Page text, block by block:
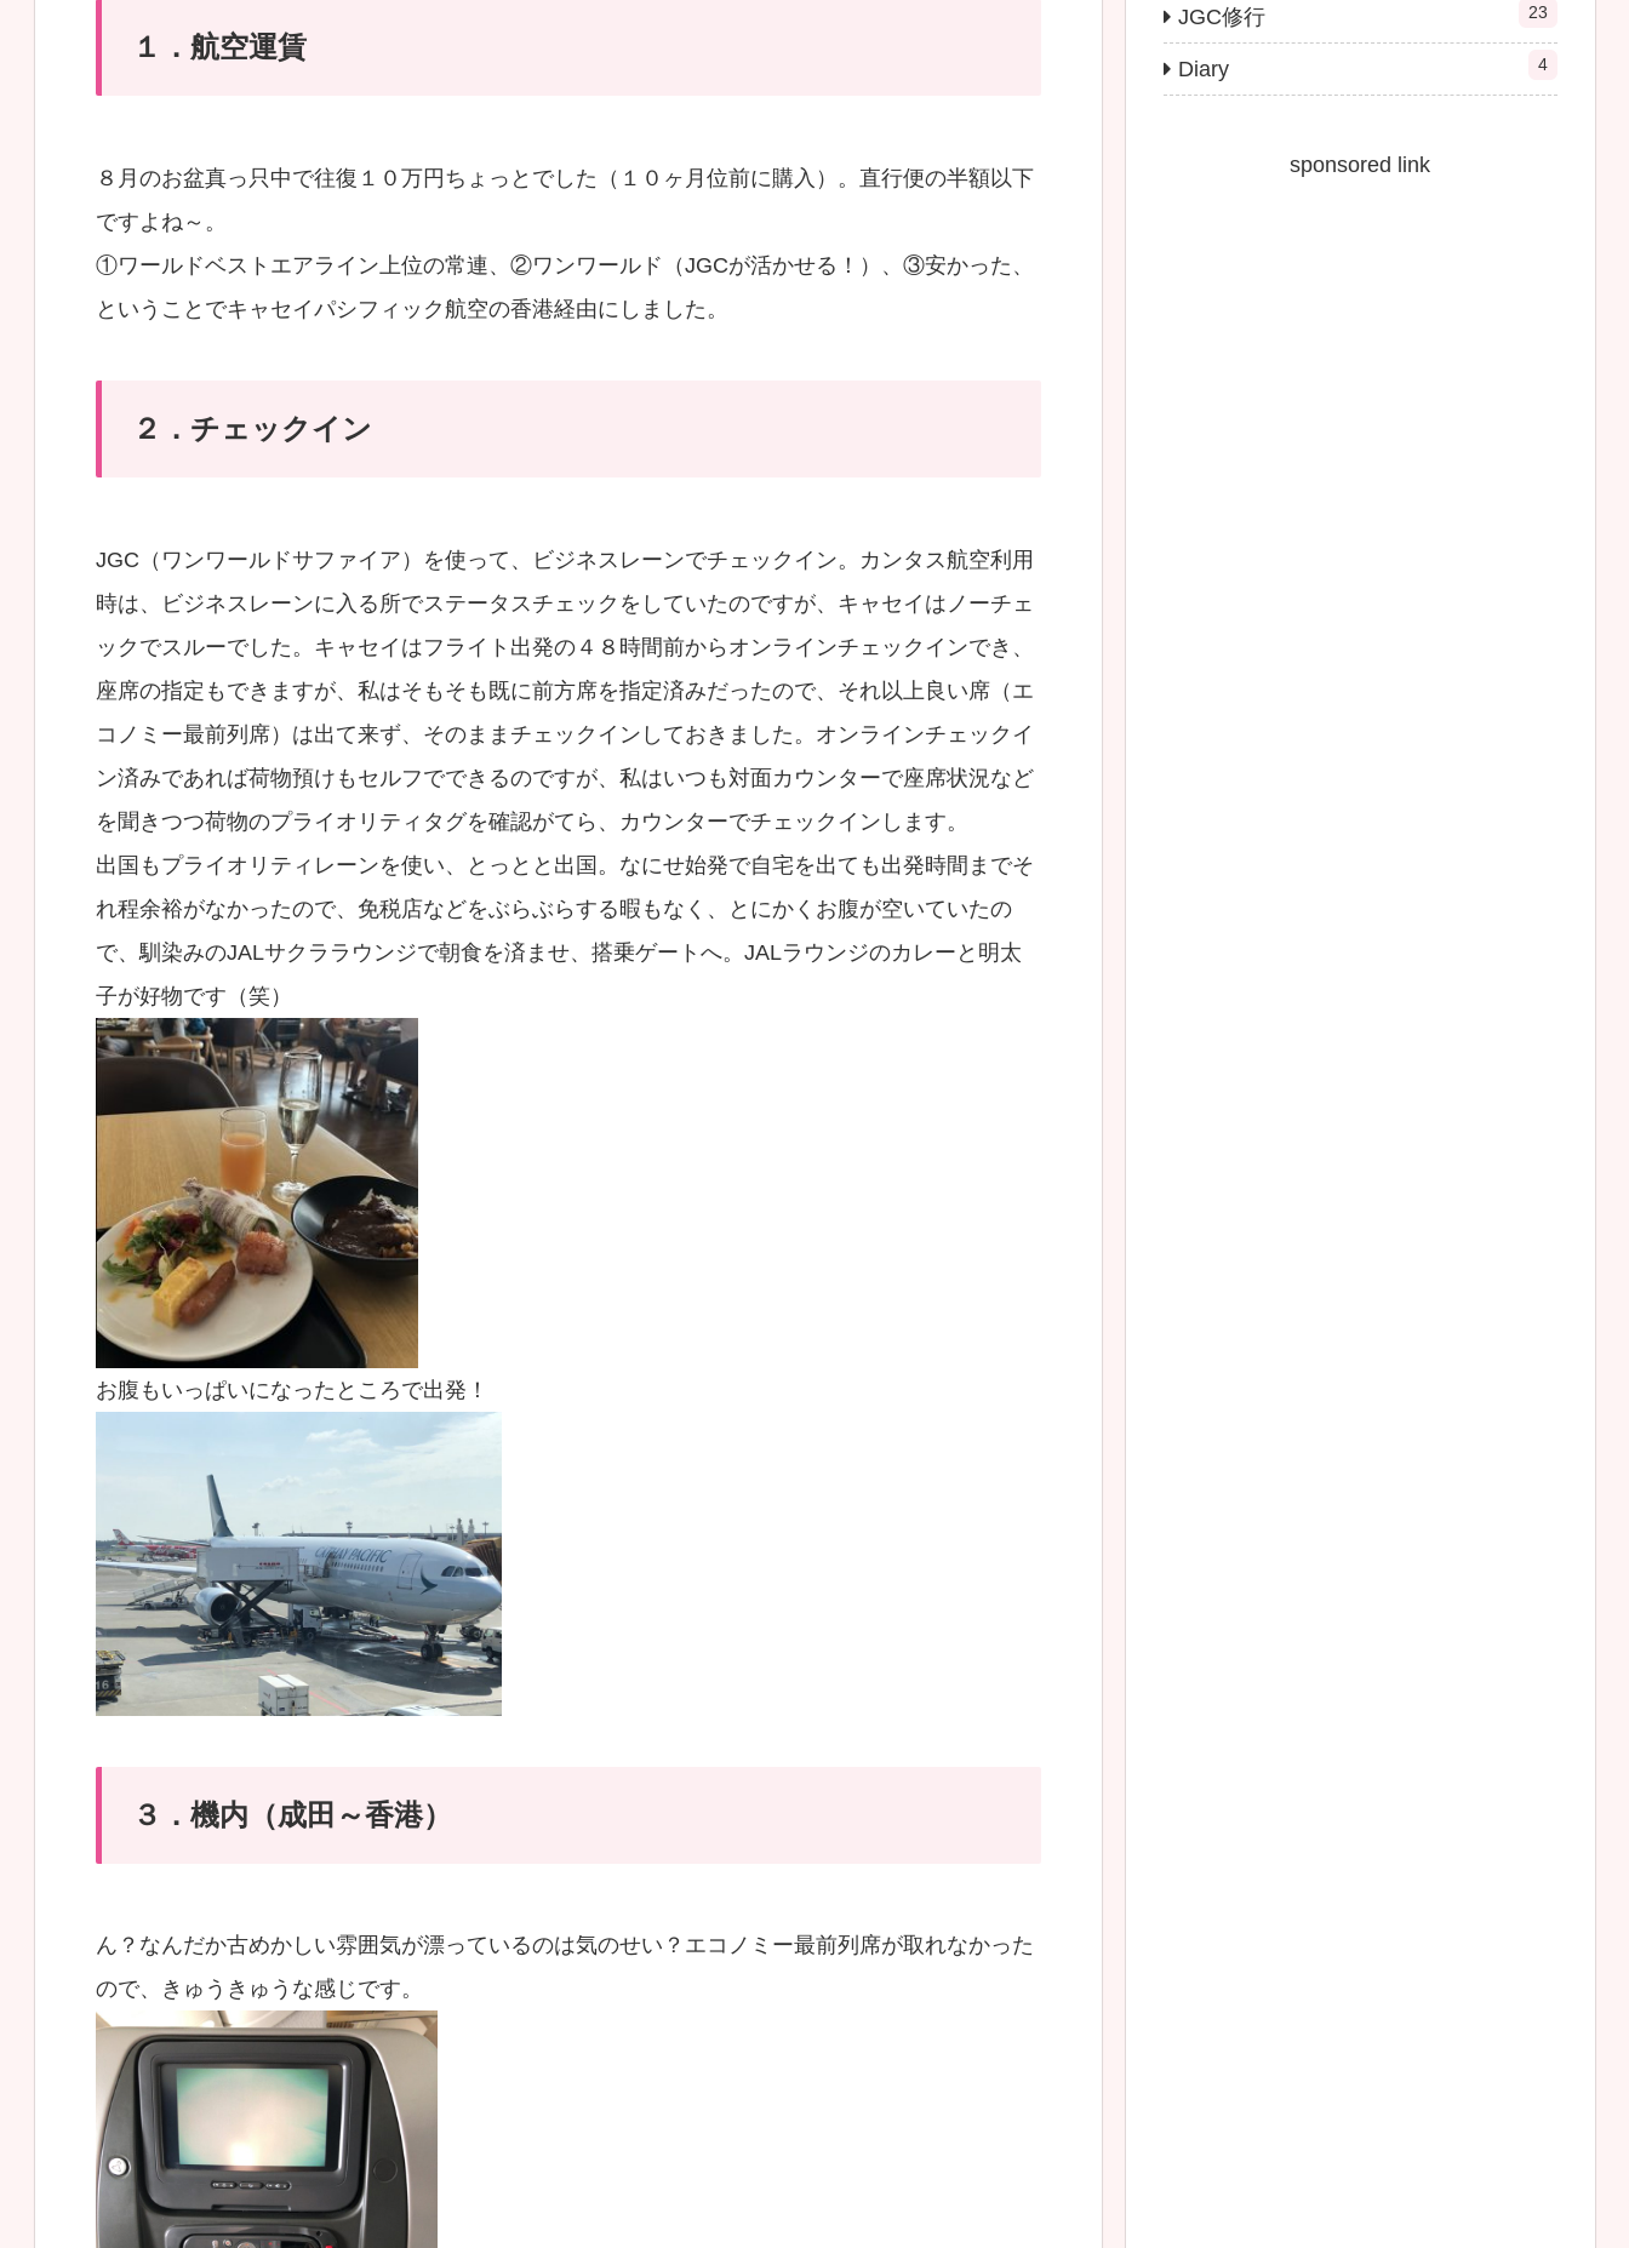
１．航空運賃
８月のお盆真っ只中で往復１０万円ちょっとでした（１０ヶ月位前に購入）。直行便の半額以下
ですよね～。
①ワールドベストエアライン上位の常連、②ワンワールド（JGCが活かせる！）、③安かった、
ということでキャセイパシフィック航空の香港経由にしました。
２．チェックイン
JGC（ワンワールドサファイア）を使って、ビジネスレーンでチェックイン。カンタス航空利用
時は、ビジネスレーンに入る所でステータスチェックをしていたのですが、キャセイはノーチェ
ックでスルーでした。キャセイはフライト出発の４８時間前からオンラインチェックインでき、
座席の指定もできますが、私はそもそも既に前方席を指定済みだったので、それ以上良い席（エ
コノミー最前列席）は出て来ず、そのままチェックインしておきました。オンラインチェックイ
ン済みであれば荷物預けもセルフでできるのですが、私はいつも対面カウンターで座席状況など
を聞きつつ荷物のプライオリティタグを確認がてら、カウンターでチェックインします。
出国もプライオリティレーンを使い、とっとと出国。なにせ始発で自宅を出ても出発時間までそ
れ程余裕がなかったので、免税店などをぶらぶらする暇もなく、とにかくお腹が空いていたの
で、馴染みのJALサクララウンジで朝食を済ませ、搭乗ゲートへ。JALラウンジのカレーと明太
子が好物です（笑）
お腹もいっぱいになったところで出発！
３．機内（成田～香港）
ん？なんだか古めかしい雰囲気が漂っているのは気のせい？エコノミー最前列席が取れなかった
ので、きゅうきゅうな感じです。
JGC修行 23
Diary 4
sponsored link